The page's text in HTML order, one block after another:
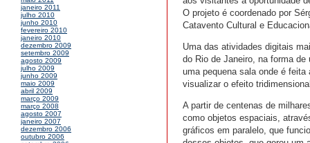
janeiro 2011
julho 2010
junho 2010
fevereiro 2010
janeiro 2010
dezembro 2009
setembro 2009
agosto 2009
julho 2009
junho 2009
maio 2009
abril 2009
março 2009
março 2008
agosto 2007
janeiro 2007
dezembro 2006
outubro 2006
O projeto é coordenado por
Catavento Cultural e
Uma das atividades digitais
do Rio de Janeiro, na forma
uma pequena sala onde é
visualizar o efeito
A partir de centenas de
como objetos espaciais,
gráficos em paralelo, que